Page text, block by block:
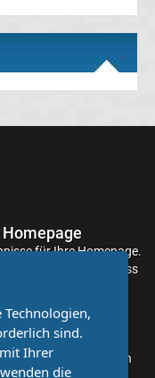
für Ihre Homepage.
paar Minuten, sodass
und schnelle
findet? Dann
sind.
Ihrer
die